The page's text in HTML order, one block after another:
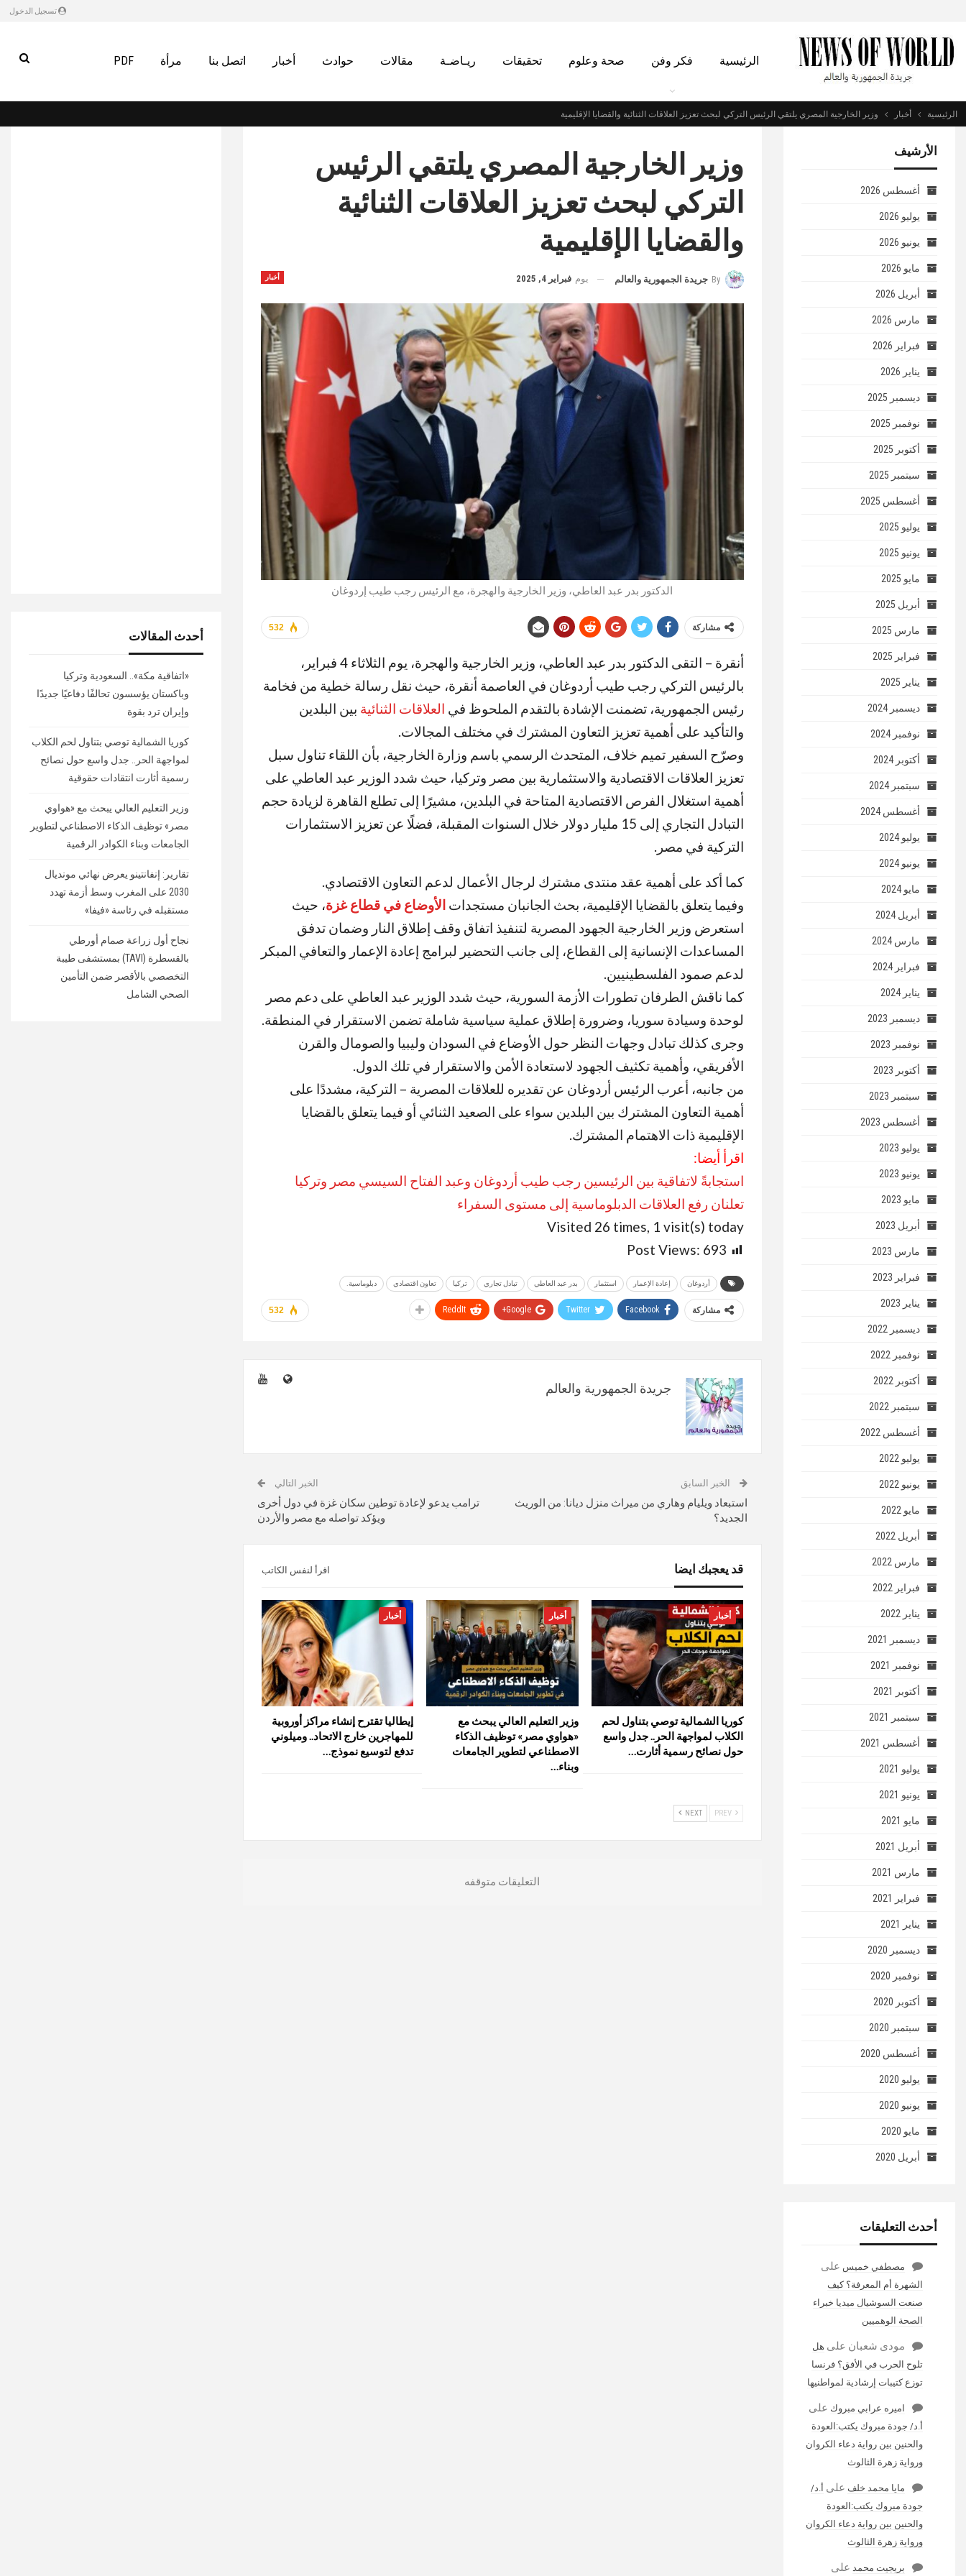
تسجيل الدخول
الرئيسية فكر وفن صحة وعلوم تحقيقات ريـاضـة مقالات حوادث أخبار اتصل بنا مرأة PDF
الرئيسية أخبار وزير الخارجية المصري يلتقي الرئيس التركي لبحث تعزيز العلاقات الثنائية والقضايا الإقليمية
وزير الخارجية المصري يلتقي الرئيس
التركي لبحث تعزيز العلاقات الثنائية
والقضايا الإقليمية
أخبار By جريدة الجمهورية والعالم يوم فبراير 4, 2025
الدكتور بدر عبد العاطي، وزير الخارجية والهجرة، مع الرئيس رجب طيب إردوغان
532 مشاركة
أنقرة – التقى الدكتور بدر عبد العاطي، وزير الخارجية والهجرة، يوم الثلاثاء 4 فبراير،
بالرئيس التركي رجب طيب أردوغان في العاصمة أنقرة، حيث نقل رسالة خطية من فخامة
رئيس الجمهورية، تضمنت الإشادة بالتقدم الملحوظ في العلاقات الثنائية بين البلدين
والتأكيد على أهمية تعزيز التعاون المشترك في مختلف المجالات.
وصرّح السفير تميم خلاف، المتحدث الرسمي باسم وزارة الخارجية، بأن اللقاء تناول سبل
تعزيز العلاقات الاقتصادية والاستثمارية بين مصر وتركيا، حيث شدد الوزير عبد العاطي على
أهمية استغلال الفرص الاقتصادية المتاحة في البلدين، مشيرًا إلى تطلع القاهرة لزيادة حجم
التبادل التجاري إلى 15 مليار دولار خلال السنوات المقبلة، فضلًا عن تعزيز الاستثمارات
التركية في مصر.
كما أكد على أهمية عقد منتدى مشترك لرجال الأعمال لدعم التعاون الاقتصادي.
وفيما يتعلق بالقضايا الإقليمية، بحث الجانبان مستجدات الأوضاع في قطاع غزة، حيث
استعرض وزير الخارجية الجهود المصرية لتنفيذ اتفاق وقف إطلاق النار وضمان تدفق
المساعدات الإنسانية إلى القطاع، إلى جانب التحضير لبرامج إعادة الإعمار والتعافي المبكر
لدعم صمود الفلسطينيين.
كما ناقش الطرفان تطورات الأزمة السورية، حيث شدد الوزير عبد العاطي على دعم مصر
لوحدة وسيادة سوريا، وضرورة إطلاق عملية سياسية شاملة تضمن الاستقرار في المنطقة.
وجرى كذلك تبادل وجهات النظر حول الأوضاع في السودان وليبيا والصومال والقرن
الأفريقي، وأهمية تكثيف الجهود لاستعادة الأمن والاستقرار في تلك الدول.
من جانبه، أعرب الرئيس أردوغان عن تقديره للعلاقات المصرية – التركية، مشددًا على
أهمية التعاون المشترك بين البلدين سواء على الصعيد الثنائي أو فيما يتعلق بالقضايا
الإقليمية ذات الاهتمام المشترك.
اقرأ أيضا:
استجابةً لاتفاقية بين الرئيسين رجب طيب أردوغان وعبد الفتاح السيسي مصر وتركيا
تعلنان رفع العلاقات الدبلوماسية إلى مستوى السفراء
Visited 26 times, 1 visit(s) today
Post Views: 693
أردوغان إعادة الإعمار استثمار بدر عبد العاطي تبادل تجاري تركيا تعاون اقتصادي دبلوماسية.
532 مشاركة Facebook
Twitter
Google+
ReddIt
جريدة الجمهورية والعالم
الخبر السابق
استبعاد ويليام وهاري من ميراث منزل ديانا: من الوريث
الجديد؟
الخبر التالي
ترامب يدعو لإعادة توطين سكان غزة في دول أخرى
ويؤكد تواصله مع مصر والأردن
قد يعجبك ايضا اقرأ لنفس الكاتب
أخبار
كوريا الشمالية توصي بتناول لحم
الكلاب لمواجهة الحر.. جدل واسع
حول نصائح رسمية أثارت…
أخبار
وزير التعليم العالي يبحث مع
«هواوي مصر» توظيف الذكاء
الاصطناعي لتطوير الجامعات
وبناء…
أخبار
إيطاليا تقترح إنشاء مراكز أوروبية
للمهاجرين خارج الاتحاد.. وميلوني
تدفع لتوسيع نموذج…
NEXT
التعليقات متوقفه
أحدث المقالات
«اتفاقية مكة».. السعودية وتركيا
وباكستان يؤسسون تحالفًا دفاعيًا جديدًا
وإيران ترد بقوة
كوريا الشمالية توصي بتناول لحم الكلاب
لمواجهة الحر.. جدل واسع حول نصائح
رسمية أثارت انتقادات حقوقية
وزير التعليم العالي يبحث مع «هواوي
مصر» توظيف الذكاء الاصطناعي لتطوير
الجامعات وبناء الكوادر الرقمية
تقارير: إنفانتينو يعرض نهائي مونديال
2030 على المغرب وسط أزمة تهدد
مستقبله في رئاسة «فيفا»
نجاح أول زراعة صمام أورطي
بالقسطرة (TAVI) بمستشفى طيبة
التخصصي بالأقصر ضمن التأمين
الصحي الشامل
الأرشيف
أغسطس 2026
يوليو 2026
يونيو 2026
مايو 2026
أبريل 2026
مارس 2026
فبراير 2026
يناير 2026
ديسمبر 2025
نوفمبر 2025
أكتوبر 2025
سبتمبر 2025
أغسطس 2025
يوليو 2025
يونيو 2025
مايو 2025
أبريل 2025
مارس 2025
فبراير 2025
يناير 2025
ديسمبر 2024
نوفمبر 2024
أكتوبر 2024
سبتمبر 2024
أغسطس 2024
يوليو 2024
يونيو 2024
مايو 2024
أبريل 2024
مارس 2024
فبراير 2024
يناير 2024
ديسمبر 2023
نوفمبر 2023
أكتوبر 2023
سبتمبر 2023
أغسطس 2023
يوليو 2023
يونيو 2023
مايو 2023
أبريل 2023
مارس 2023
فبراير 2023
يناير 2023
ديسمبر 2022
نوفمبر 2022
أكتوبر 2022
سبتمبر 2022
أغسطس 2022
يوليو 2022
يونيو 2022
مايو 2022
أبريل 2022
مارس 2022
فبراير 2022
يناير 2022
ديسمبر 2021
نوفمبر 2021
أكتوبر 2021
سبتمبر 2021
أغسطس 2021
يوليو 2021
يونيو 2021
مايو 2021
أبريل 2021
مارس 2021
فبراير 2021
يناير 2021
ديسمبر 2020
نوفمبر 2020
أكتوبر 2020
سبتمبر 2020
أغسطس 2020
يوليو 2020
يونيو 2020
مايو 2020
أبريل 2020
أحدث التعليقات
مصطفي خميس على
الشهرة أم المعرفة؟ كيف
صنعت السوشيال ميديا خبراء
الصحة الوهميين
مودى شعبان على هل
تلوح الحرب في الأفق؟ فرنسا
توزع كتيبات إرشادية لمواطنيها
اميره عرابي مبروك على
أ.د/ جودة مبروك يكتب:العودة
والحنين بين رواية دعاء الكروان
ورواية زهرة الثالوث
مايا محمد خلف على أ.د/
جودة مبروك يكتب:العودة
والحنين بين رواية دعاء الكروان
ورواية زهرة الثالوث
بريجيت محمدعلى